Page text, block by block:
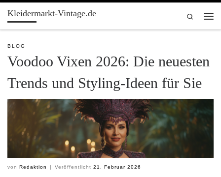
Zum Inhalt springen
Kleidermarkt-Vintage.de
Search
BLOG
Voodoo Vixen 2026: Die neuesten
Trends und Styling-Ideen für Sie
von Redaktion | Veröffentlicht21. Februar 2026